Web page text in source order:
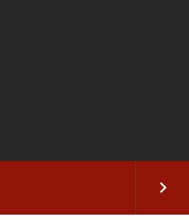
keyboard_arrow_right